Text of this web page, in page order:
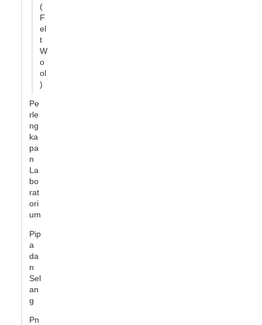
(
F
el
t
W
o
ol
)
Pe
rle
ng
ka
pa
n
La
bo
rat
ori
um
Pip
a
da
n
Sel
an
g
Pn